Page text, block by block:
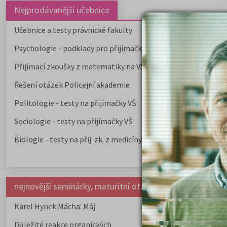
Nejprodávanější učebnice
Učebnice a testy právnické fakulty
Psychologie - podklady pro přijímačky
Přijímací zkoušky z matematiky na VŠE Praha
Řešení otázek Policejní akademie
Politologie - testy na přijímačky VŠ
Sociologie - testy na přijímačky VŠ
Biologie - testy na přij. zk. z medicíny
nejnovější seminárky, maturitní otázky a čtenářsky deník
Karel Hynek Mácha: Máj
Karel Havlíček
elegie
Důležité reakce organických
Zákonitosti v